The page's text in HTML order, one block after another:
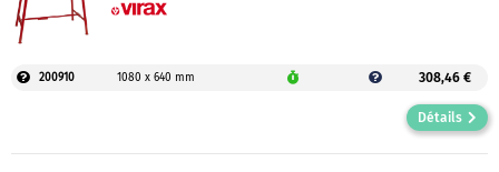
200910 1080 x 640 mm 308,46 €
Détails